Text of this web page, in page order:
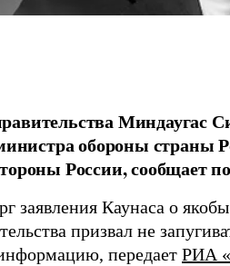
Миндаугас
обороны страны
России, сообщает
заявления Каунаса о
призвал не
передает РИА